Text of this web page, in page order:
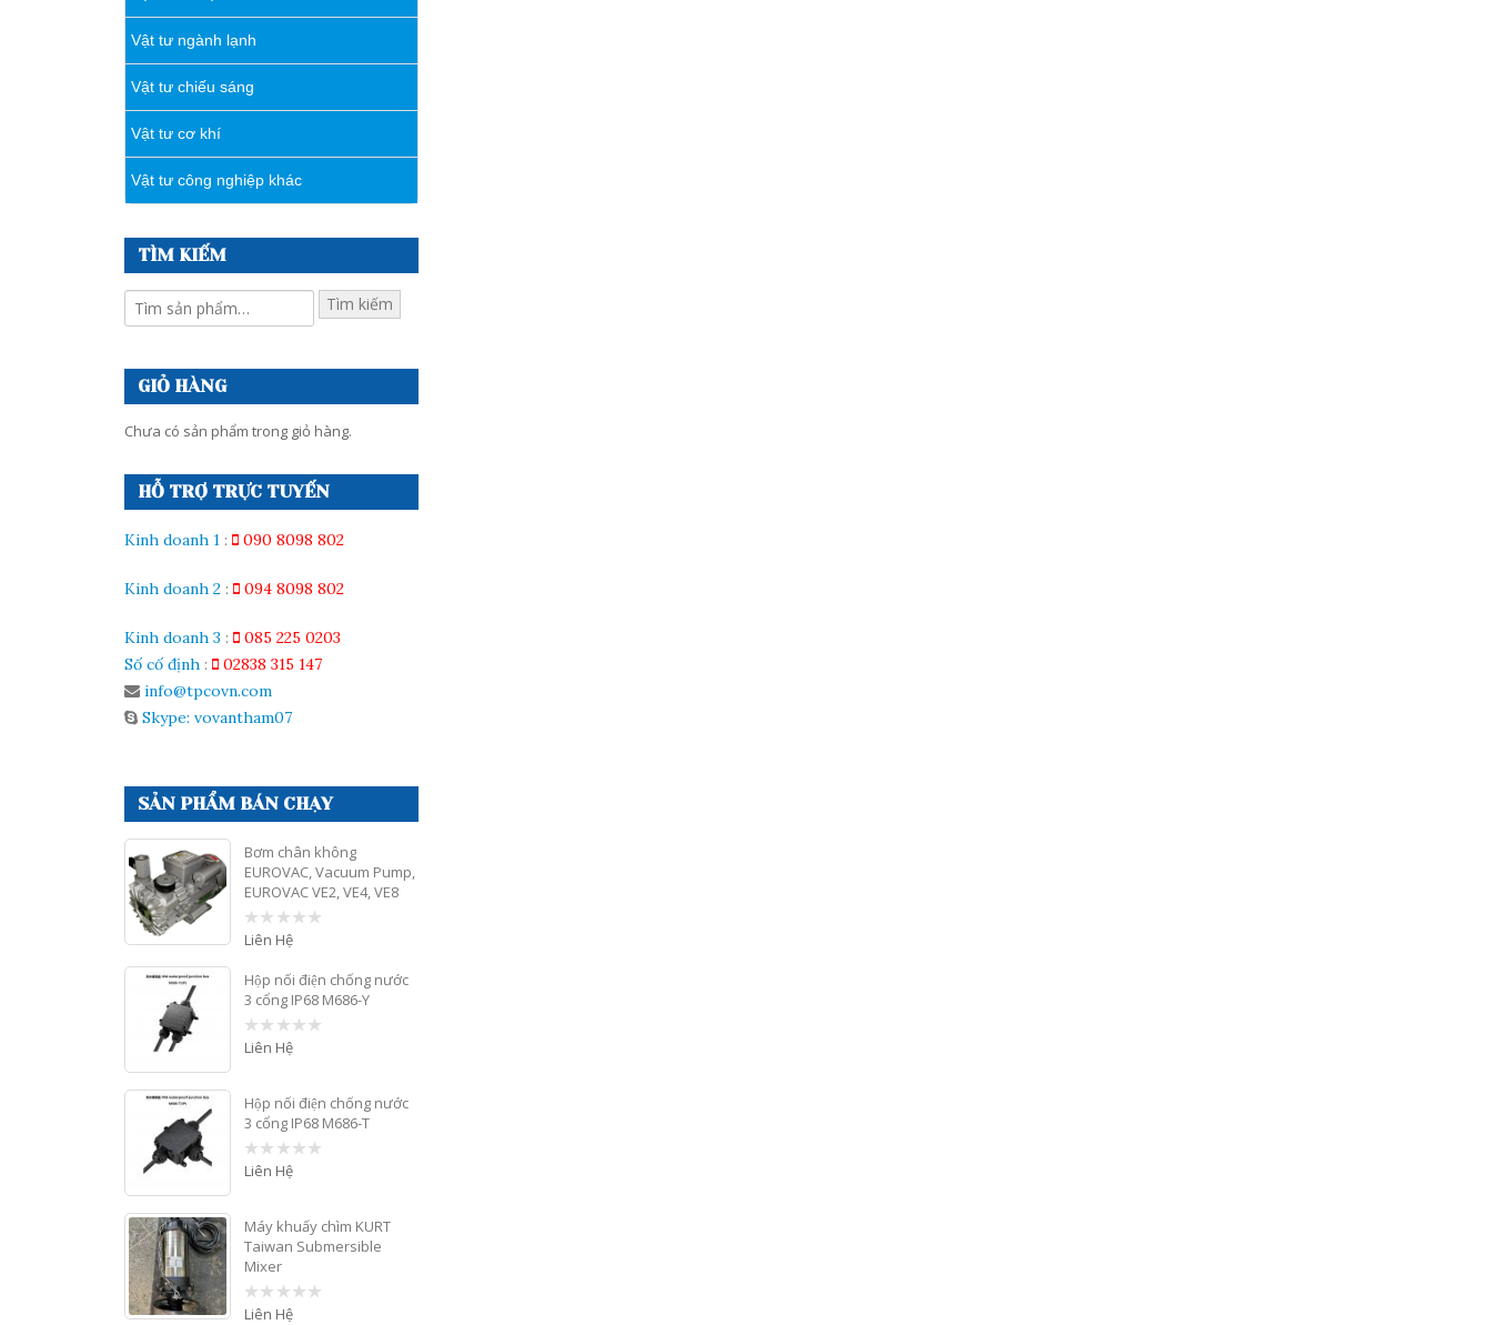
Vật tư ngành lạnh
Vật tư chiếu sáng
Vật tư cơ khí
Vật tư công nghiệp khác
TÌM KIẾM
Tìm kiếm
GIỎ HÀNG
Chưa có sản phẩm trong giỏ hàng.
HỖ TRỢ TRỰC TUYẾN
Kinh doanh 1 : 090 8098 802
Kinh doanh 2 : 094 8098 802
Kinh doanh 3 :
085 225 0203
Số cố định :
02838 315 147
info@tpcovn.com
Skype: vovantham07
SẢN PHẨM BÁN CHẠY
Bơm chân không
EUROVAC, Vacuum Pump,
EUROVAC VE2, VE4, VE8
0
5
Liên Hệ
Hộp nối điện chống nước
3 cổng IP68 M686-Y
0
Liên Hệ
Hộp nối điện chống nước
3 cổng IP68 M686-T
0
Liên Hệ
Máy khuấy chìm KURT
Taiwan Submersible
Mixer
0
Liên Hệ